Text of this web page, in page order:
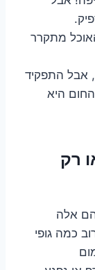
מתקרר
אבל התפקיד
היא
רק
הם אלה
כמה גופי